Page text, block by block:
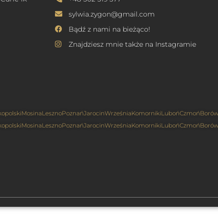
sylwia.zygon@gmail.com
Bądź z nami na bieżąco!
Znajdziesz mnie także na Instagramie
MosinaLesznoPoznańJarocinWrześniaKomornikiLubońCzmoń
MosinaLesznoPoznańJarocinWrześniaKomornikiLubońCzmoń